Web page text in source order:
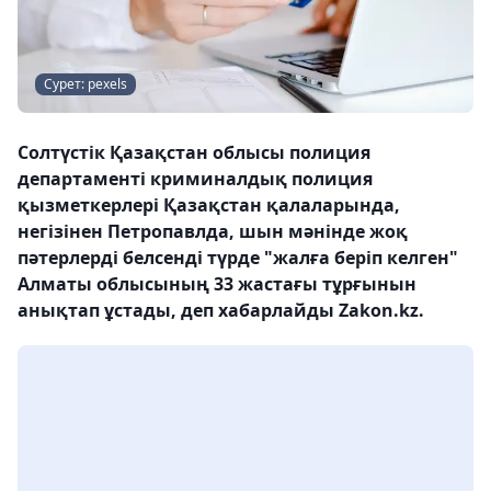
Сурет: pexels
Солтүстік Қазақстан облысы полиция
департаменті криминалдық полиция
қызметкерлері Қазақстан қалаларында,
негізінен Петропавлда, шын мәнінде жоқ
пәтерлерді белсенді түрде "жалға беріп келген"
Алматы облысының 33 жастағы тұрғынын
анықтап ұстады, деп хабарлайды Zakon.kz.